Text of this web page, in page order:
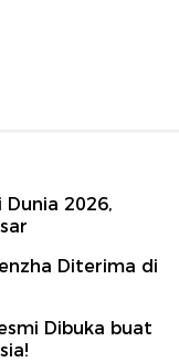
2026,
Diterima di
Dibuka buat